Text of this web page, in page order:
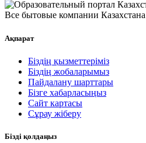
Все бытовые компании Казахстана
Ақпарат
Біздің қызметтеріміз
Біздің жобаларымыз
Пайдалану шарттары
Бізге хабарласыңыз
Сайт картасы
Сұрау жіберу
Бізді қолдаңыз